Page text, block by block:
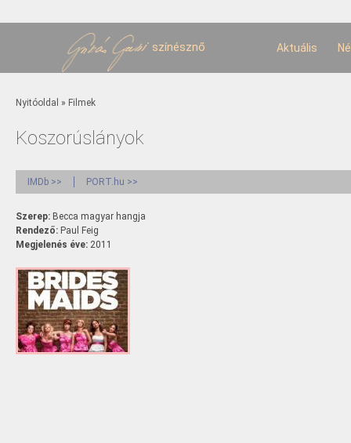
színésznő Aktuális
Jelenlegi hely
Nyitóoldal » Filmek
Koszorúslányok
IMDb >> PORT.hu >>
Szerep: Becca magyar hangja
Rendező: Paul Feig
Megjelenés éve: 2011